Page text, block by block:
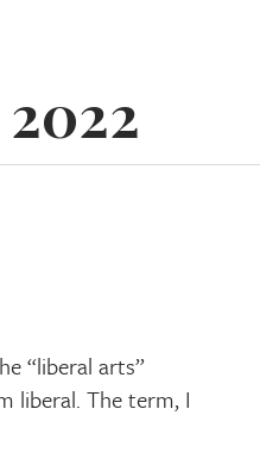
“liberal arts”
liberal. The term, I